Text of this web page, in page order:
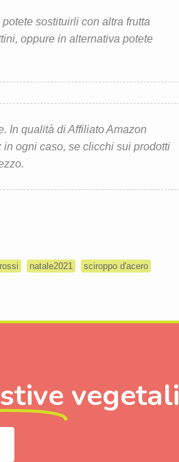
sostituirli con altra frutta
oppure in alternativa potete
In qualità di Affiliato Amazon
ogni caso, se clicchi sui prodotti
natale2021 sciroppo d'acero
vegetali